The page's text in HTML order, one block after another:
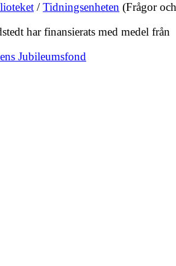
/Tidningsenheten (Frågor
har finansierats med medel från
Jubileumsfond